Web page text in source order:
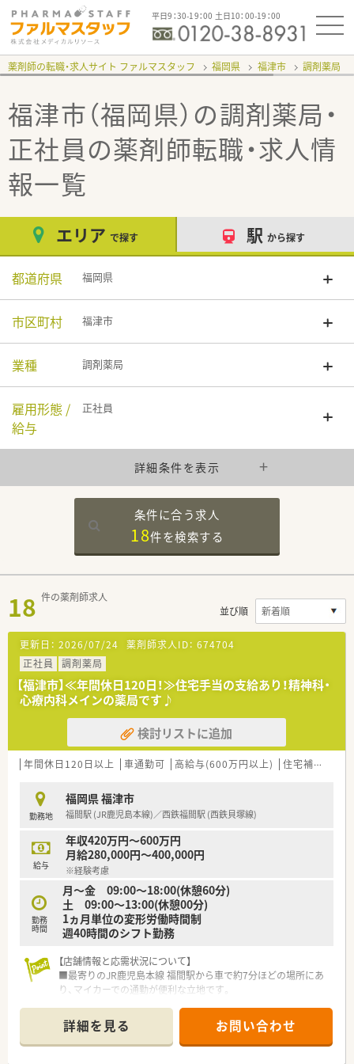
平日9：30-19：00 土日10：00-19：00
薬剤師の転職・求人サイト ファルマスタッフ 福岡県 福津市 調剤薬局
福津市（福岡県）の調剤薬局・
正社員の薬剤師転職・求人情
報一覧
エリア で探す 駅 から探す
都道府県 福岡県
市区町村 福津市
業種 調剤薬局
雇用形態 /
給与
正社員
詳細条件を表示
条件に合う求人
18件を検索する
18 件の薬剤師求人
並び順
更新日： 2026/07/24 薬剤師求人ID： 674704
正社員
調剤薬局
【福津市】≪年間休日120日！≫住宅手当の支給あり！精神科・
心療内科メインの薬局です♪
検討リストに追加
年間休日120日以上 車通勤可 高給与(600万円以上) 住宅補助(手当)あり
勤務地
福岡県 福津市
福間駅 (JR鹿児島本線)／西鉄福間駅 (西鉄貝塚線)
給与
年収420万円～600万円
月給280,000円～400,000円
※経験考慮
勤務
時間
月～金 09:00〜18:00(休憩60分)
土 09:00〜13:00(休憩00分)
1ヵ月単位の変形労働時間制
週40時間のシフト勤務
【店舗情報と応需状況について】
■最寄りのJR鹿児島本線 福間駅から車で約7分ほどの場所にあ
り、マイカーでの通勤が便利な立地です。
数は平均して140枚から150枚程度です。
■現在は8名の薬剤師が在籍しており、ゆとりのある人員体制で
患者様一人ひとりに丁寧に対応しています。
詳細を見る お問い合わせ